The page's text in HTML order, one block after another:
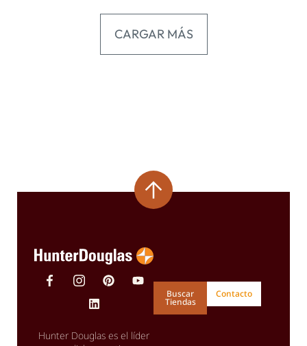
CARGAR MÁS
Hunter Douglas es el líder
Buscar
Tiendas
Contacto